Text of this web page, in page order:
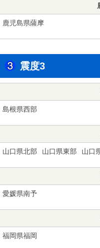
鹿児島県薩摩
震度3
島根県西部
山口県北部 山口県東部 山口
愛媛県南予
福岡県福岡